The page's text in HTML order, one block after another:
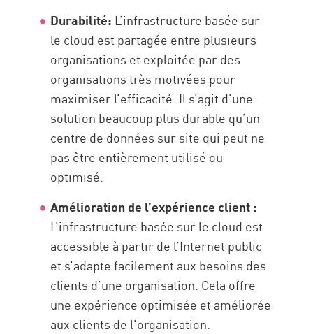
Durabilité: L’infrastructure basée sur
le cloud est partagée entre plusieurs
organisations et exploitée par des
organisations très motivées pour
maximiser l’efficacité. Il s’agit d’une
solution beaucoup plus durable qu’un
centre de données sur site qui peut ne
pas être entièrement utilisé ou
optimisé.
Amélioration de l’expérience client :
L’infrastructure basée sur le cloud est
accessible à partir de l’Internet public
et s’adapte facilement aux besoins des
clients d’une organisation. Cela offre
une expérience optimisée et améliorée
aux clients de l'organisation.